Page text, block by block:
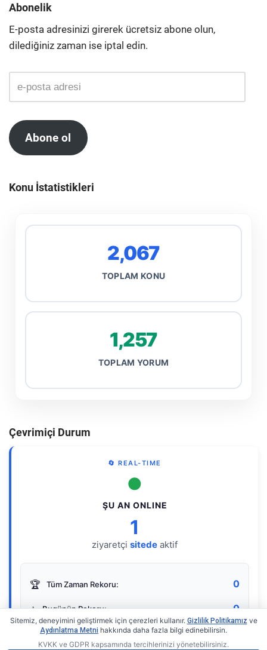
Abonelik
E-posta adresinizi girerek ücretsiz abone olun,
dilediğiniz zaman ise iptal edin.
Abone ol
Konu İstatistikleri
2,067
TOPLAM KONU
1,257
TOPLAM YORUM
Çevrimiçi Durum
🔄 REAL-TIME
●
ŞU AN ONLINE
1
ziyaretçi sitede aktif
🏆 Tüm Zaman Rekoru: 0
⭐ Bugünün Rekoru: 0
Sitemiz, deneyimini geliştirmek için çerezleri kullanır. Gizlilik Politikamız ve
Aydınlatma Metni hakkında daha fazla bilgi edinebilirsin.
KVKK ve GDPR kapsamında tercihlerinizi yönetebilirsiniz.